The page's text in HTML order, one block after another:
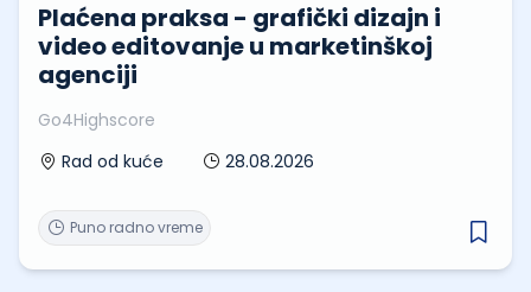
Plaćena praksa - grafički dizajn i
video editovanje u marketinškoj
agenciji
Go4Highscore
Rad od kuće
28.08.2026
Puno radno vreme